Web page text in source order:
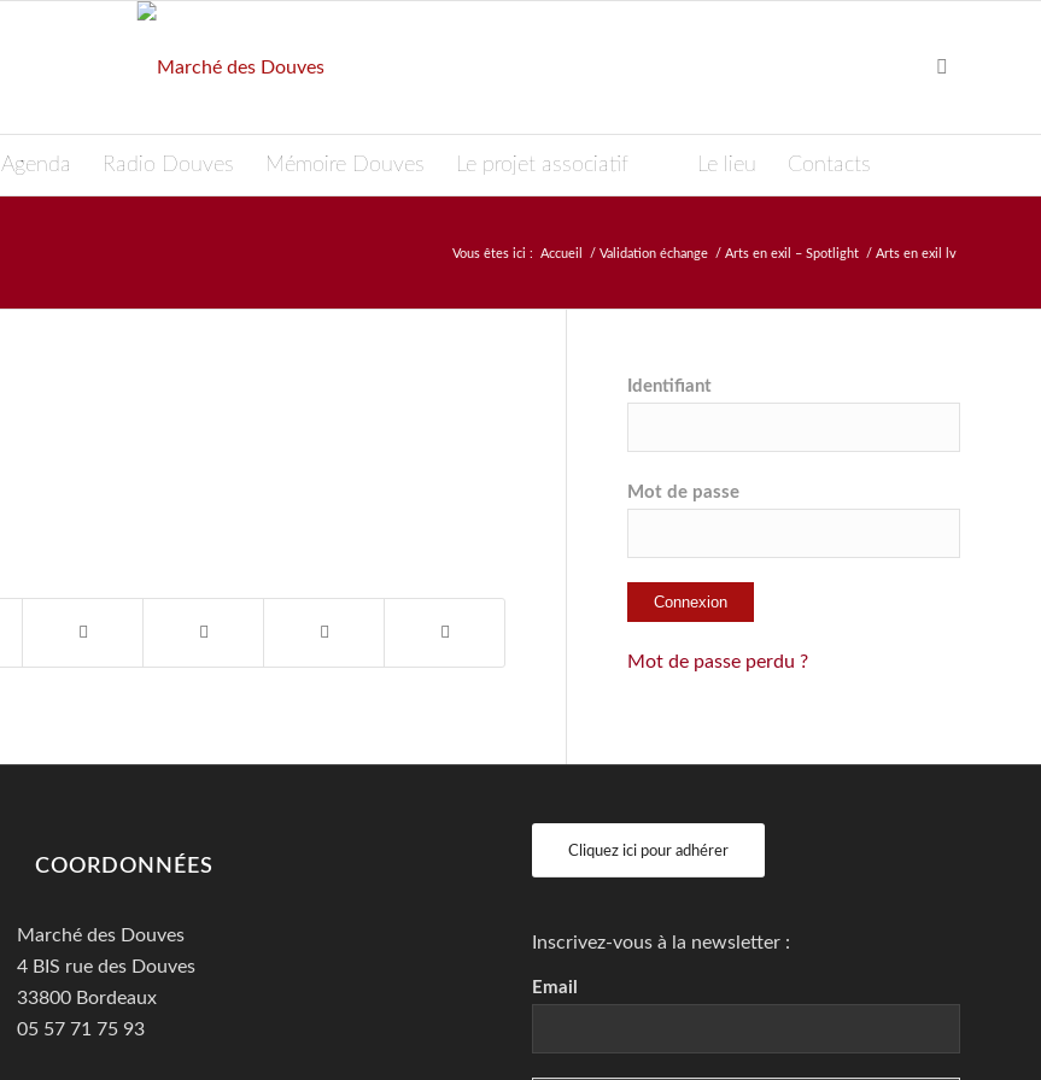
Agenda Radio Douves Mémoire Douves Le projet associatif Le lieu Contacts
Vous êtes ici : Accueil / Validation échange / Arts en exil – Spotlight / Arts en exil lv
Identifiant
Mot de passe
Mot de passe perdu ?
COORDONNÉES
Marché des Douves
4 BIS rue des Douves
33800 Bordeaux
05 57 71 75 93
Cliquez ici pour adhérer
Inscrivez-vous à la newsletter :
Email